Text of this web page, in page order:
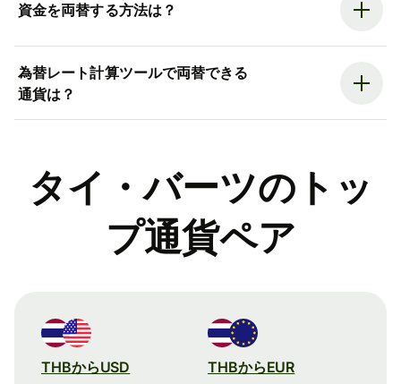
資金を両替する方法は？
為替レート計算ツールで両替できる
通貨は？
タイ・バーツのトッ
プ通貨ペア
THBからUSD THBからEUR